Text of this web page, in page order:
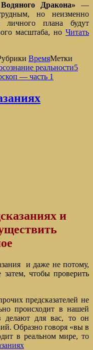
Дракона» —
но неизменно
личного плана будут
масштаба, но Читать
ВремяМетки
реальности5
— часть 1
и
и даже не потому,
затем, чтобы проверить
предсказателей не
происходит в нашей
делают для вас, то он
Образно говоря «вы в
в реальном мире, то